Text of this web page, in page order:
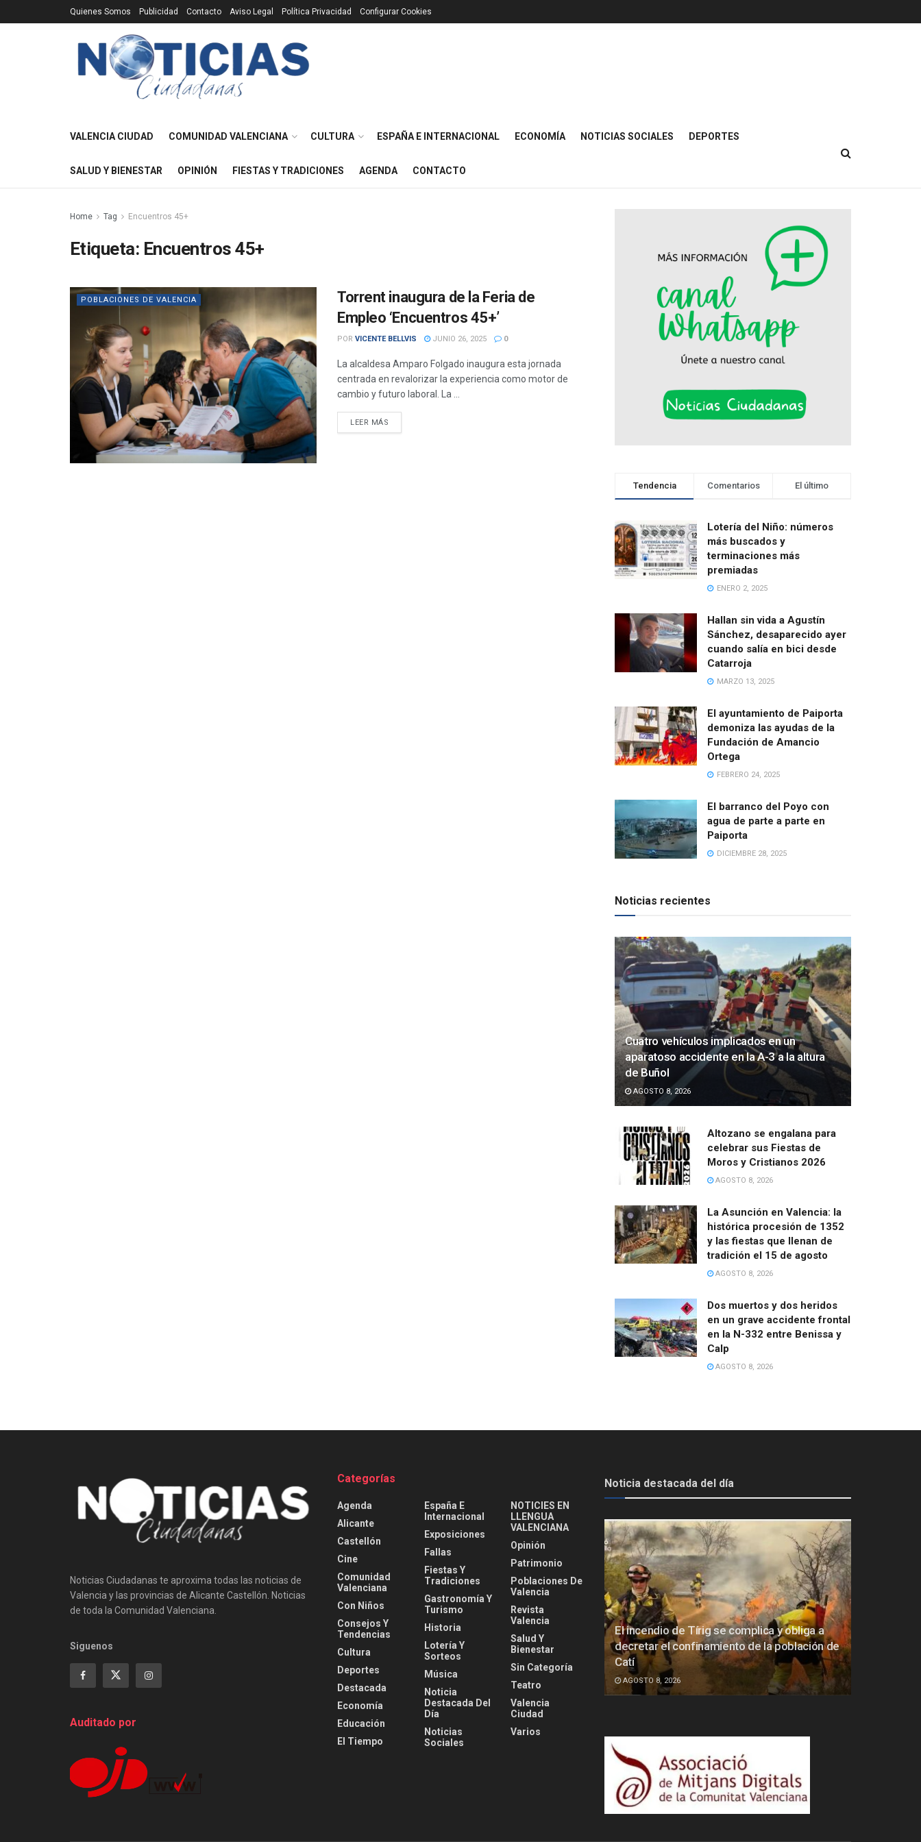
Quienes Somos Publicidad Contacto Aviso Legal Política Privacidad Configurar Cookies
VALENCIA CIUDAD COMUNIDAD VALENCIANA CULTURA ESPAÑA E INTERNACIONAL ECONOMÍA NOTICIAS SOCIALES DEPORTES
SALUD Y BIENESTAR OPINIÓN FIESTAS Y TRADICIONES AGENDA CONTACTO
Home Tag Encuentros 45+
Etiqueta: Encuentros 45+
POBLACIONES DE VALENCIA
Torrent inaugura de la Feria de
Empleo ‘Encuentros 45+’
POR VICENTE BELLVIS JUNIO 26, 2025 0
La alcaldesa Amparo Folgado inaugura esta jornada
centrada en revalorizar la experiencia como motor de
cambio y futuro laboral. La ...
LEER MÁS
Tendencia Comentarios El último
Lotería del Niño: números
más buscados y
terminaciones más
premiadas
ENERO 2, 2025
Hallan sin vida a Agustín
Sánchez, desaparecido ayer
cuando salía en bici desde
Catarroja
MARZO 13, 2025
El ayuntamiento de Paiporta
demoniza las ayudas de la
Fundación de Amancio
Ortega
FEBRERO 24, 2025
El barranco del Poyo con
agua de parte a parte en
Paiporta
DICIEMBRE 28, 2025
Noticias recientes
Cuatro vehículos implicados en un
aparatoso accidente en la A-3 a la altura
de Buñol
AGOSTO 8, 2026
Altozano se engalana para
celebrar sus Fiestas de
Moros y Cristianos 2026
AGOSTO 8, 2026
La Asunción en Valencia: la
histórica procesión de 1352
y las fiestas que llenan de
tradición el 15 de agosto
AGOSTO 8, 2026
Dos muertos y dos heridos
en un grave accidente frontal
en la N-332 entre Benissa y
Calp
AGOSTO 8, 2026
Noticias Ciudadanas te aproxima todas las noticias de
Valencia y las provincias de Alicante Castellón. Noticias
de toda la Comunidad Valenciana.
Siguenos
Auditado por
Categorías
Agenda
Alicante
Castellón
Cine
Comunidad
Valenciana
Con Niños
Consejos Y
Tendencias
Cultura
Deportes
Destacada
Economía
Educación
El Tiempo
España E
Internacional
Exposiciones
Fallas
Fiestas Y
Tradiciones
Gastronomía Y
Turismo
Historia
Lotería Y
Sorteos
Música
Noticia
Destacada Del
Día
Noticias
Sociales
NOTICIES EN
LLENGUA
VALENCIANA
Opinión
Patrimonio
Poblaciones De
Valencia
Revista
Valencia
Salud Y
Bienestar
Sin Categoría
Teatro
Valencia
Ciudad
Varios
Noticia destacada del día
El incendio de Tírig se complica y obliga a
decretar el confinamiento de la población de
Catí
AGOSTO 8, 2026